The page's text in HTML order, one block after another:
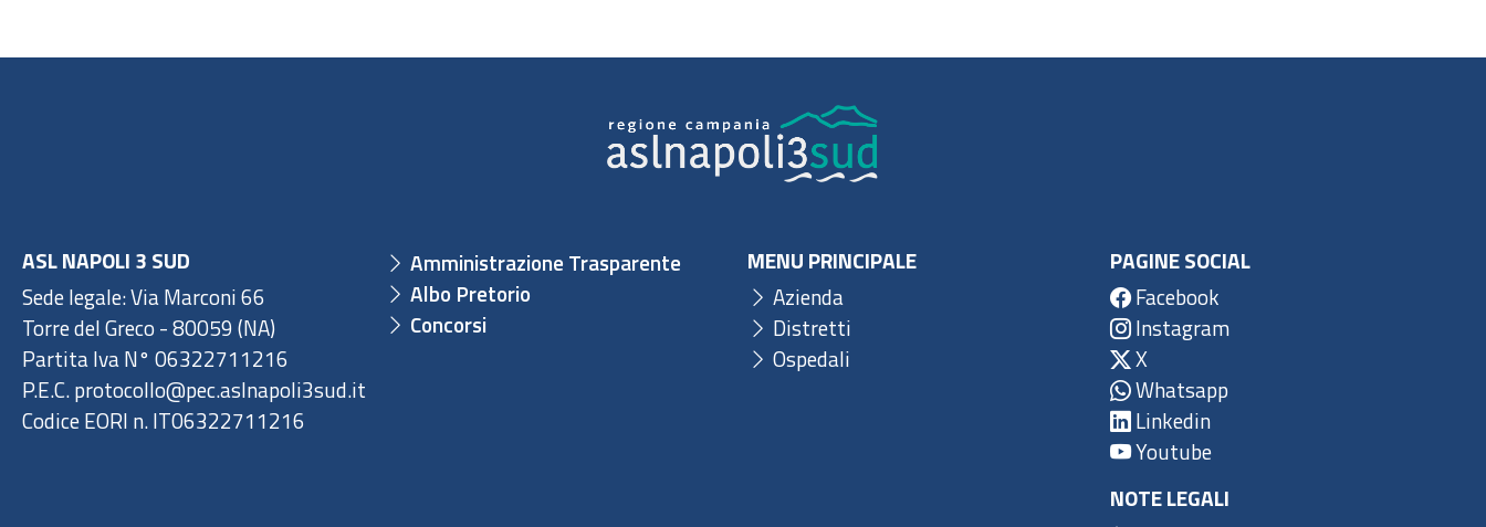
ASL NAPOLI 3 SUD
Sede legale: Via Marconi 66
Torre del Greco - 80059 (NA)
Partita Iva N° 06322711216
P.E.C. protocollo@pec.aslnapoli3sud.it
Codice EORI n. IT06322711216
Amministrazione Trasparente
Albo Pretorio
Concorsi
MENU PRINCIPALE
Azienda
Distretti
Ospedali
PAGINE SOCIAL
Facebook
Instagram
X
Whatsapp
Linkedin
Youtube
NOTE LEGALI